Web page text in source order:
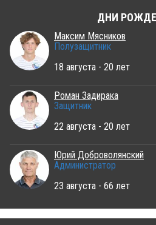
ДНИ
Максим Мясников
Полузащитник
18 августа - 20 лет
Роман Задирака
Защитник
22 августа - 20 лет
Юрий Доброволянский
Администратор
23 августа - 66 лет